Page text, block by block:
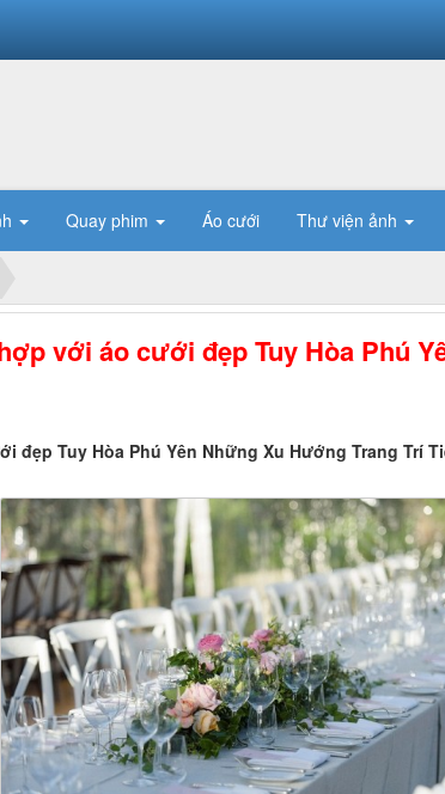
Quay phim Áo cưới Thư viện ảnh
với áo cưới đẹp Tuy Hòa Phú
Tuy Hòa Phú Yên Những Xu Hướng Trang Trí